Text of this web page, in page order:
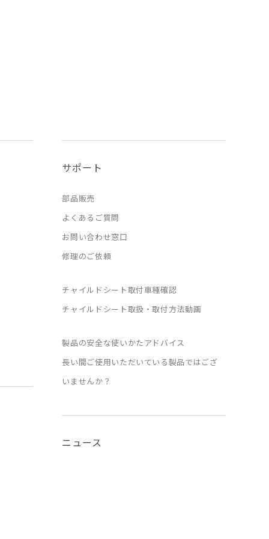
サポート
部品販売
よくあるご質問
お問い合わせ窓口
修理のご依頼
チャイルドシート取付車種確認
チャイルドシート取扱・取付方法動画
製品の安全な使いかたアドバイス
長い間ご使用いただいている製品ではござ
いませんか？
ニュース